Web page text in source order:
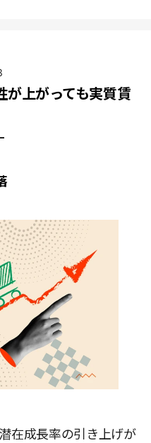
が上がっても実質賃
在成長率の引き上げが